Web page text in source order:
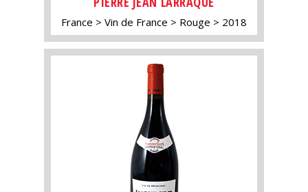
France Vin de France Rouge 2018